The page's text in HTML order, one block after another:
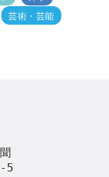
芸術・芸能
5